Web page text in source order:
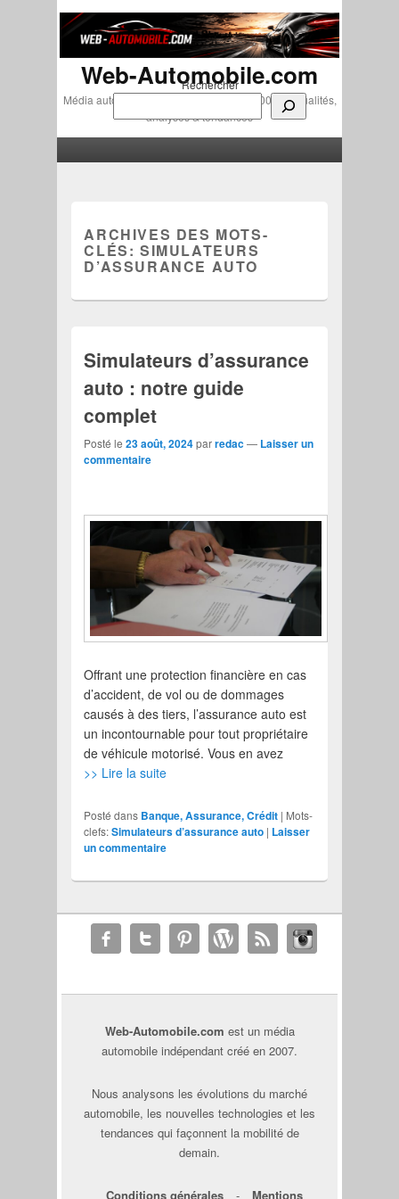
Rechercher
Web-Automobile.com
Média automobile indépendant depuis 2007 • Actualités,
analyses & tendances
ARCHIVES DES MOTS-
CLÉS: SIMULATEURS
D’ASSURANCE AUTO
Simulateurs d’assurance
auto : notre guide
complet
Posté le23 août, 2024parredac— Laisser un
commentaire
Offrant une protection financière en cas
d’accident, de vol ou de dommages
causés à des tiers, l’assurance auto est
un incontournable pour tout propriétaire
de véhicule motorisé. Vous en avez
>> Lire la suite
Posté dans Banque, Assurance, Crédit | Mots-
clefs:Simulateurs d’assurance auto | Laisser
un commentaire
Web-Automobile.com est un média
automobile indépendant créé en 2007.
Nous analysons les évolutions du marché
automobile, les nouvelles technologies et les
tendances qui façonnent la mobilité de
demain.
Conditions générales - Mentions